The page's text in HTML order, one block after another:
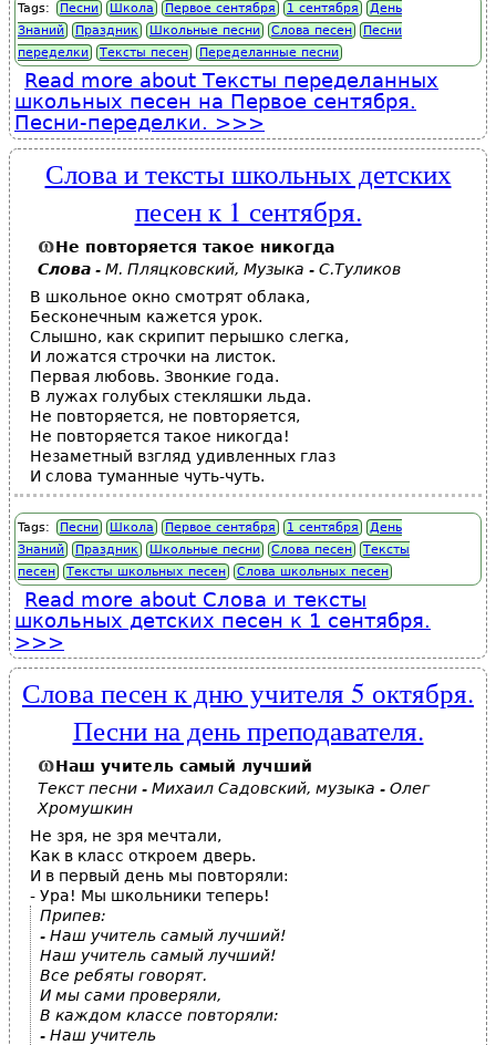
Tags: Песни Школа Первое сентября 1 сентября
День
Знаний
Праздник Школьные песни Слова песен
Песни
переделки
Тексты песен Переделанные песни
Read more about Тексты переделанных
школьных песен на Первое сентября.
Песни-переделки.
Слова и тексты школьных детских
песен к 1 сентября.
Не повторяется такое никогда
Слова - М. Пляцковский, Музыка - С.Туликов
В школьное окно смотрят облака,
Бесконечным кажется урок.
Слышно, как скрипит перышко слегка,
И ложатся строчки на листок.
Первая любовь. Звонкие года.
В лужах голубых стекляшки льда.
Не повторяется, не повторяется,
Не повторяется такое никогда!
Незаметный взгляд удивленных глаз
И слова туманные чуть-чуть.
Tags: Песни Школа Первое сентября 1 сентября
День
Знаний
Праздник Школьные песни Слова песен
Тексты
песен
Тексты школьных песен Слова школьных песен
Read more about Слова и тексты
школьных детских песен к 1 сентября.
Слова песен к дню учителя 5 октября.
Песни на день преподавателя.
Наш учитель самый лучший
Текст песни - Михаил Садовский, музыка - Олег
Хромушкин
Не зря, не зря мечтали,
Как в класс откроем дверь.
И в первый день мы повторяли:
- Ура! Мы школьники теперь!
Припев:
- Наш учитель самый лучший!
Наш учитель самый лучший!
Все ребяты говорят.
И мы сами проверяли,
В каждом классе повторяли:
- Наш учитель